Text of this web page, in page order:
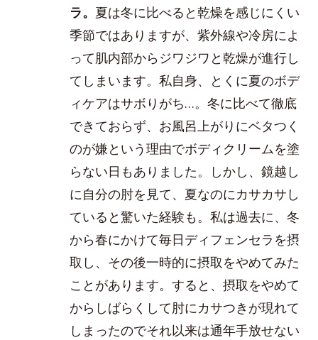
ラ。 夏は冬に比べると乾燥を感じにくい
季節ではありますが、紫外線や冷房によ
って肌内部からジワジワと乾燥が進行し
てしまいます。私自身、とくに夏のボデ
ィケアはサボりがち…。冬に比べて徹底
できておらず、お風呂上がりにベタつく
のが嫌という理由でボディクリームを塗
らない日もありました。しかし、鏡越し
に自分の肘を見て、夏なのにカサカサし
ていると驚いた経験も。私は過去に、冬
から春にかけて毎日ディフェンセラを摂
取し、その後一時的に摂取をやめてみた
ことがあります。すると、摂取をやめて
からしばらくして肘にカサつきが現れて
しまったのでそれ以来は通年手放せない